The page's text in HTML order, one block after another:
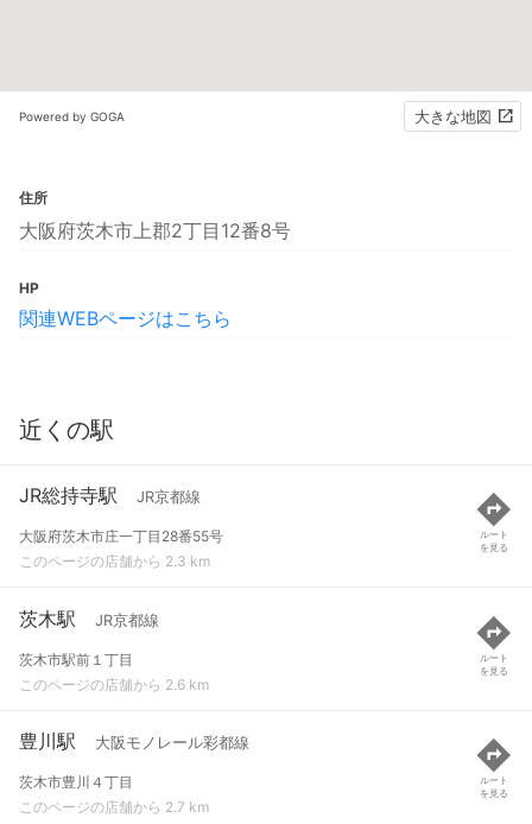
Powered by GOGA 大きな地図
住所
大阪府茨木市上郡2丁目12番8号
HP
関連WEBページはこちら
近くの駅
JR総持寺駅 JR京都線
大阪府茨木市庄一丁目28番55号
このページの店舗から 2.3 km
ルート
を見る
茨木駅 JR京都線
茨木市駅前１丁目
このページの店舗から 2.6 km
ルート
を見る
豊川駅 大阪モノレール彩都線
茨木市豊川４丁目
このページの店舗から 2.7 km
ルート
を見る